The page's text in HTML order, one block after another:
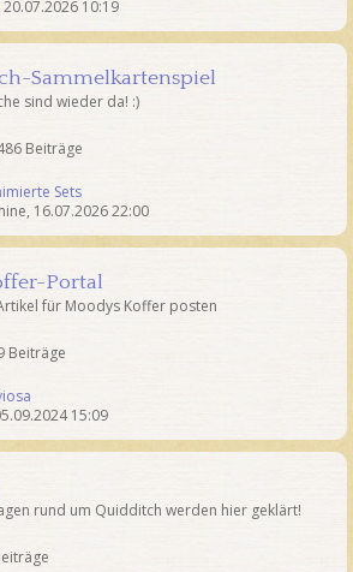
20.07.2026 10:19
Sammelkartenspiel
sind wieder da! :)
Beiträge
Sets
, 16.07.2026 22:00
Portal
für Moodys Koffer posten
Beiträge
15:09
rund um Quidditch werden hier geklärt!